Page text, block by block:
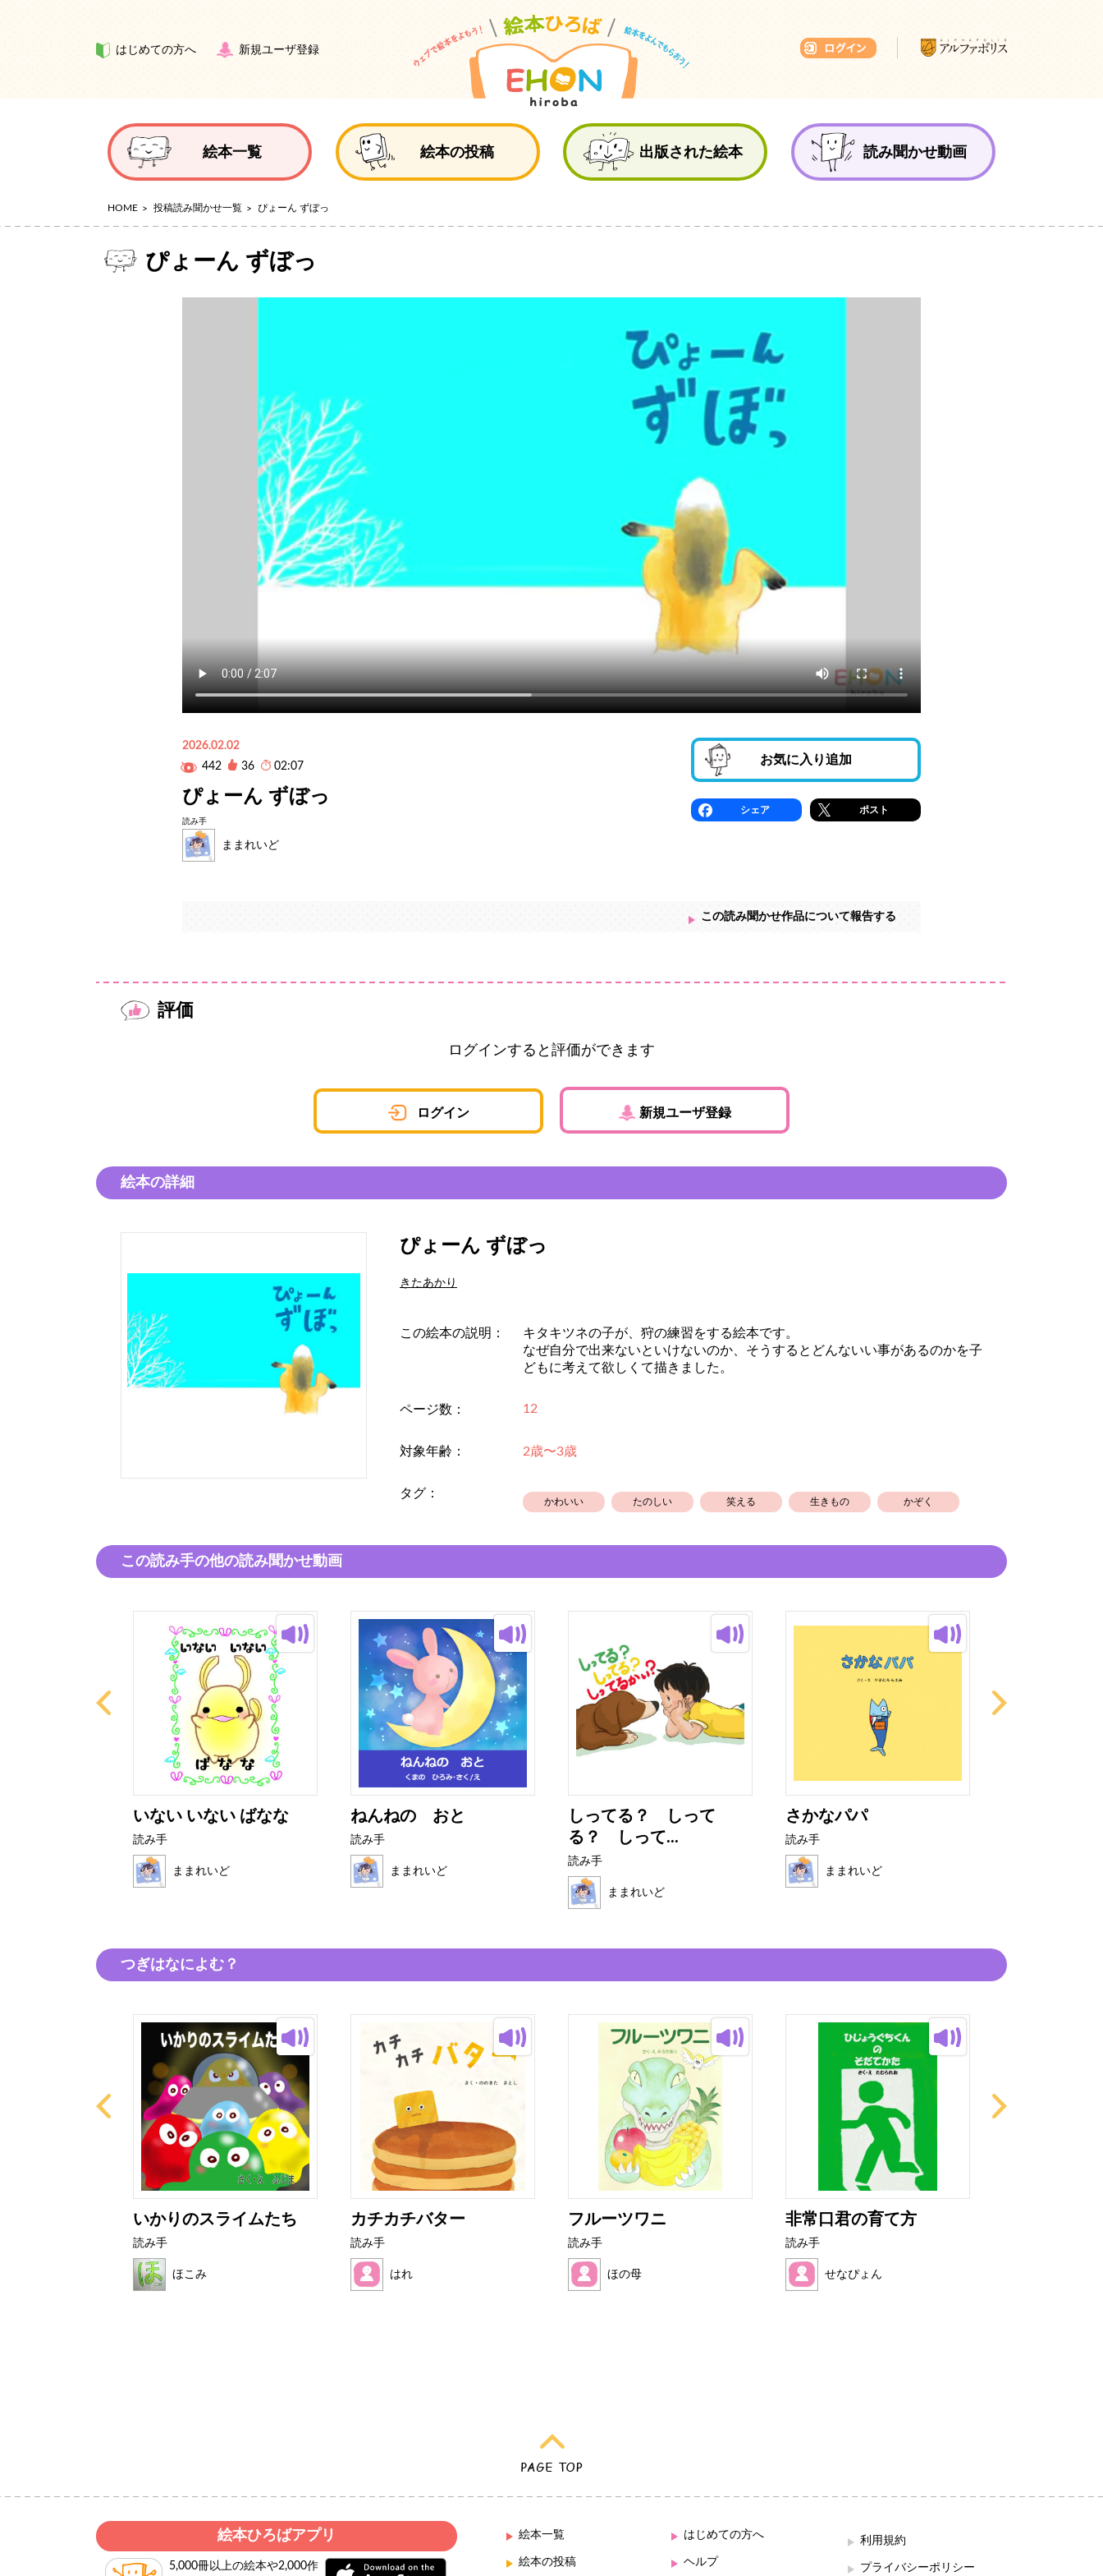
はじめての方へ 新規ユーザ登録
絵本一覧 絵本の投稿 出版された絵本 読み聞かせ動画
HOME 投稿読み聞かせ一覧 ぴょーん ずぼっ
ぴょーん ずぼっ
2026.02.02
442
36 02:07
ぴょーん ずぼっ
読み手
ままれいど
お気に入り追加
シェア ポスト
この読み聞かせ作品について報告する
評価
ログインすると評価ができます
ログイン 新規ユーザ登録
絵本の詳細
ぴょーん ずぼっ
きたあかり
この絵本の説明：
キタキツネの子が、狩の練習をする絵本です。
なぜ自分で出来ないといけないのか、そうするとどんないい事があるのかを子
どもに考えて欲しくて描きました。
ページ数： 12
対象年齢： 2歳〜3歳
タグ：
かわいい たのしい 笑える 生きもの かぞく
この読み手の他の読み聞かせ動画
いない いない ばなな
読み手
ままれいど
ねんねの おと
読み手
ままれいど
しってる？ しって
る？ しって...
読み手
ままれいど
さかなパパ
読み手
ままれいど
つぎはなによむ？
いかりのスライムたち
読み手
ほこみ
カチカチバター
読み手
はれ
フルーツワニ
読み手
ほの母
非常口君の育て方
読み手
せなぴょん
絵本ひろばアプリ
5,000冊以上の絵本や2,000作
絵本一覧
絵本の投稿
はじめての方へ
ヘルプ
利用規約
プライバシーポリシー